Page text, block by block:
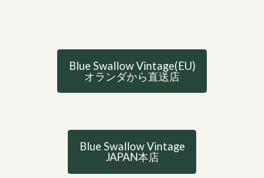
Blue Swallow Vintage(EU)
オランダから直送店
Blue Swallow Vintage
JAPAN本店